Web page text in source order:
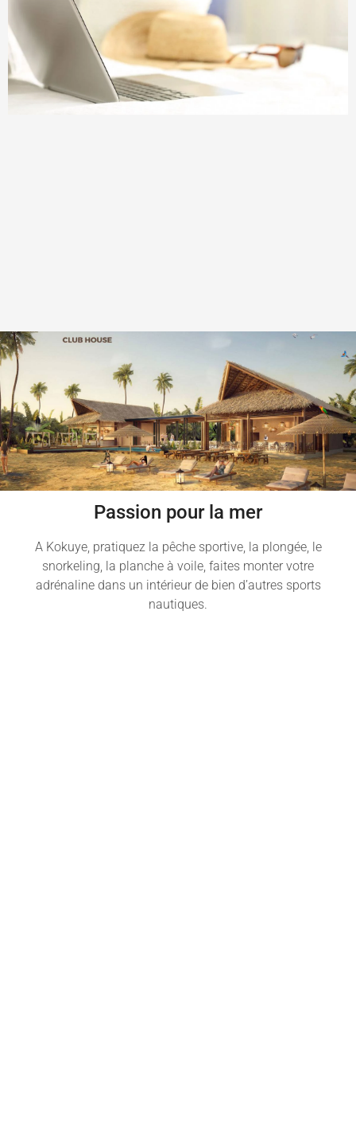
Passion pour la mer
A Kokuye, pratiquez la pêche sportive, la plongée, le
snorkeling, la planche à voile, faites monter votre
adrénaline dans un intérieur de bien d’autres sports
nautiques.